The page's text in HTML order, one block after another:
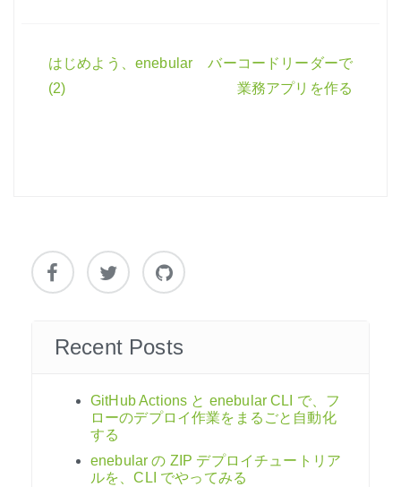
シ
はじめよう、enebular
(2)
バーコードリーダーで
業務アプリを作る
Recent Posts
GitHub Actions と enebular CLI で、フ
ローのデプロイ作業をまるごと自動化
する
enebular の ZIP デプロイチュートリア
ルを、CLI でやってみる